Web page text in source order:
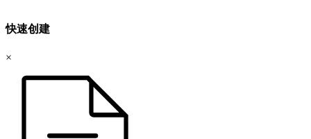
快速创建
×